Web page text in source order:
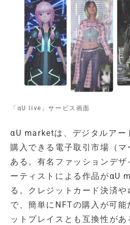
「αU live」サービス画面
αU marketは、デジタルアー
購入できる電子取引市場（
ある。有名ファッションデ
ーティストによる作品がαU
る。クレジットカード決済
で、簡単にNFTの購入が可
ットプレイスとも互換性があ